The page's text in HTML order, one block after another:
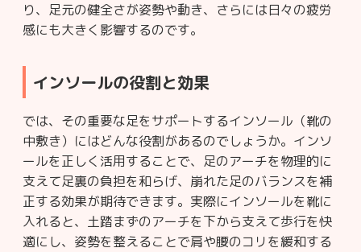
り、足元の健全さが姿勢や動き、さらには日々の疲労
感にも大きく影響するのです。
インソールの役割と効果
では、その重要な足をサポートするインソール（靴の
中敷き）にはどんな役割があるのでしょうか。インソ
ールを正しく活用することで、足のアーチを物理的に
支えて足裏の負担を和らげ、崩れた足のバランスを補
正する効果が期待できます。実際にインソールを靴に
入れると、土踏まずのアーチを下から支えて歩行を快
適にし、姿勢を整えることで肩や腰のコリを緩和する